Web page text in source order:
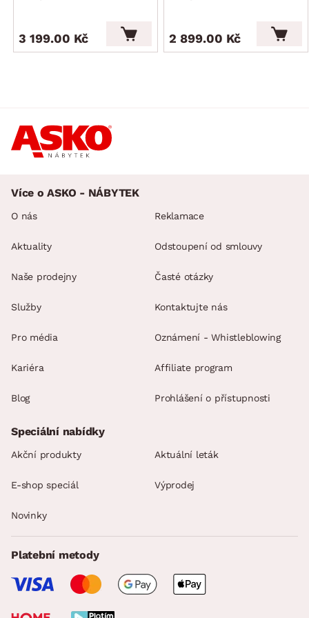
3 199.00 Kč 2 899.00 Kč
Více o ASKO - NÁBYTEK
O nás
Aktuality
Naše prodejny
Služby
Pro média
Kariéra
Blog
Reklamace
Odstoupení od smlouvy
Časté otázky
Kontaktujte nás
Oznámení - Whistleblowing
Affiliate program
Prohlášení o přístupnosti
Speciální nabídky
Akční produkty Aktuální leták
E-shop speciál Výprodej
Novinky
Platební metody